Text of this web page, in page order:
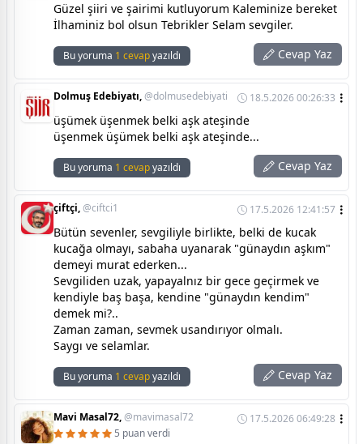
Güzel şiiri ve şairimi kutluyorum Kaleminize bereket
İlhaminiz bol olsun Tebrikler Selam sevgiler.
Bu yoruma 1 cevapyazıldı Cevap Yaz
Dolmuş Edebiyatı,@dolmusedebiyati 18.5.2026 00:26:33
üşümek üşenmek belki aşk ateşinde
üşenmek üşümek belki aşk ateşinde...
Bu yoruma 1 cevapyazıldı Cevap Yaz
çiftçi,@ciftci1 17.5.2026 12:41:57
Bütün sevenler, sevgiliyle birlikte, belki de kucak
kucağa olmayı, sabaha uyanarak "günaydın aşkım"
demeyi murat ederken...
Sevgiliden uzak, yapayalnız bir gece geçirmek ve
kendiyle baş başa, kendine "günaydın kendim"
demek mi?..
Zaman zaman, sevmek usandırıyor olmalı.
Saygı ve selamlar.
Bu yoruma 1 cevapyazıldı Cevap Yaz
Mavi Masal72,@mavimasal72
17.5.2026 06:49:28
5 puan verdi